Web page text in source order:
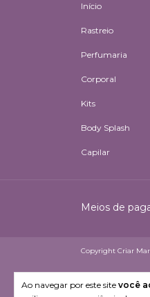
Ao navegar por este site você
Início
Rastreio
Perfumaria
Corporal
Kits
Body Splash
Capilar
Meios de
Copyright Criar